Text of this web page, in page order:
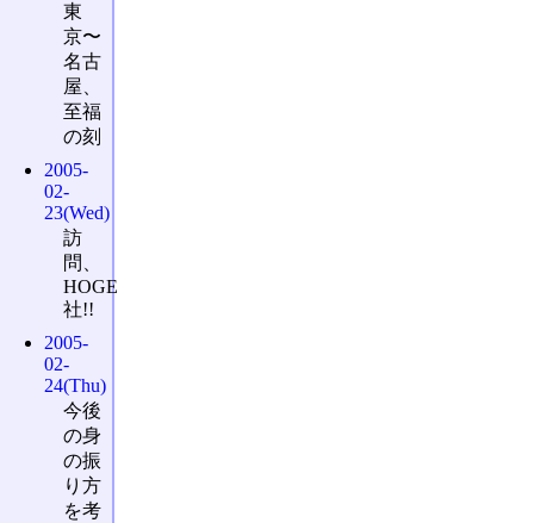
東
京〜
名古
屋、
至福
の刻
2005-
02-
23(Wed)
訪
問、
HOGE
社!!
2005-
02-
24(Thu)
今後
の身
の振
り方
を考